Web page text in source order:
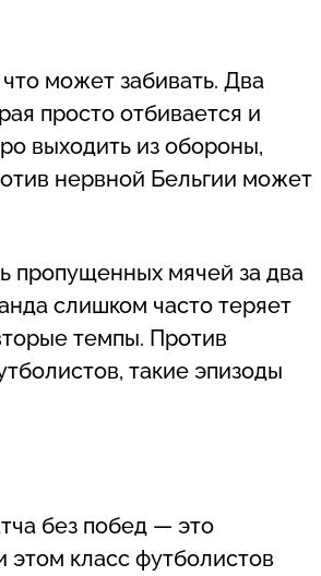
может забивать. Два
просто отбивается и
выходить из обороны,
нервной Бельгии может
пропущенных мячей за два
слишком часто теряет
темпы. Против
такие эпизоды
без побед — это
этом класс футболистов